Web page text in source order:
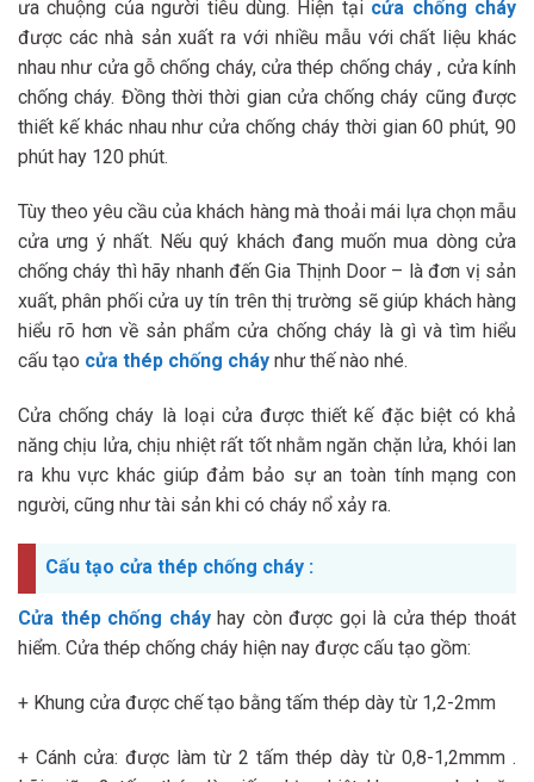
ưa chuộng của người tiêu dùng. Hiện tại cửa chống cháy
được các nhà sản xuất ra với nhiều mẫu với chất liệu khác
nhau như cửa gỗ chống cháy, cửa thép chống cháy , cửa kính
chống cháy. Đồng thời thời gian cửa chống cháy cũng được
thiết kế khác nhau như cửa chống cháy thời gian 60 phút, 90
phút hay 120 phút.
Tùy theo yêu cầu của khách hàng mà thoải mái lựa chọn mẫu
cửa ưng ý nhất. Nếu quý khách đang muốn mua dòng cửa
chống cháy thì hãy nhanh đến Gia Thịnh Door – là đơn vị sản
xuất, phân phối cửa uy tín trên thị trường sẽ giúp khách hàng
hiểu rõ hơn về sản phẩm cửa chống cháy là gì và tìm hiểu
cấu tạo cửa thép chống cháy như thế nào nhé.
Cửa chống cháy là loại cửa được thiết kế đặc biệt có khả
năng chịu lửa, chịu nhiệt rất tốt nhằm ngăn chặn lửa, khói lan
ra khu vực khác giúp đảm bảo sự an toàn tính mạng con
người, cũng như tài sản khi có cháy nổ xảy ra.
Cấu tạo cửa thép chống cháy :
Cửa thép chống cháyhay còn được gọi là cửa thép thoát
hiểm. Cửa thép chống cháy hiện nay được cấu tạo gồm:
+ Khung cửa được chế tạo bằng tấm thép dày từ 1,2-2mm
+ Cánh cửa: được làm từ 2 tấm thép dày từ 0,8-1,2mmm .